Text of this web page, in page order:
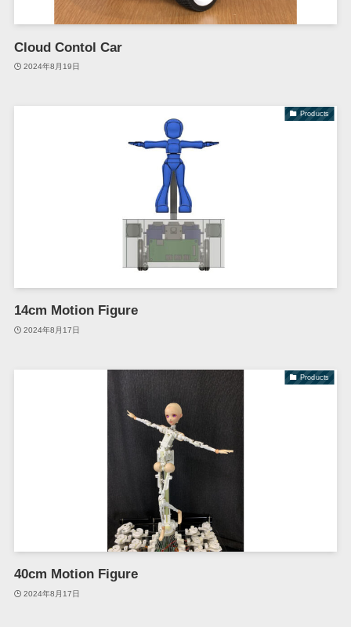
Cloud Contol Car
2024年8月19日
Products
14cm Motion Figure
2024年8月17日
Products
40cm Motion Figure
2024年8月17日